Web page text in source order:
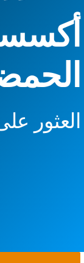
العثور